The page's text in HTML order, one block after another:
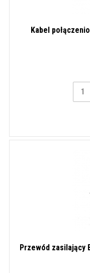
Kabel
Przewód zasilający